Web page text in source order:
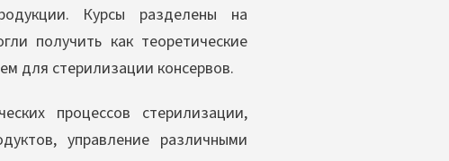
Курсы разделены на
получить как теоретические
для стерилизации консервов.
процессов стерилизации,
управление различными